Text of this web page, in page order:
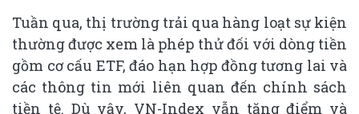
Tuần qua, thị trường trải qua hàng loạt sự kiện
thường được xem là phép thử đối với dòng tiền
gồm cơ cấu ETF, đáo hạn hợp đồng tương lai và
các thông tin mới liên quan đến chính sách
tiền tệ. Dù vậy, VN-Index vẫn tăng điểm và